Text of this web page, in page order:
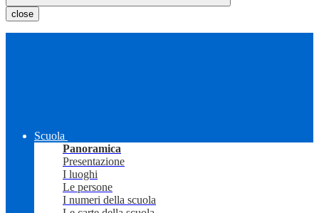
close
Scuola
Panoramica
Presentazione
I luoghi
Le persone
I numeri della scuola